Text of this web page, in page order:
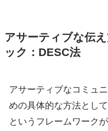
アサーティブな伝
ック：DESC法
アサーティブなコミュ
めの具体的な方法とし
というフレームワーク